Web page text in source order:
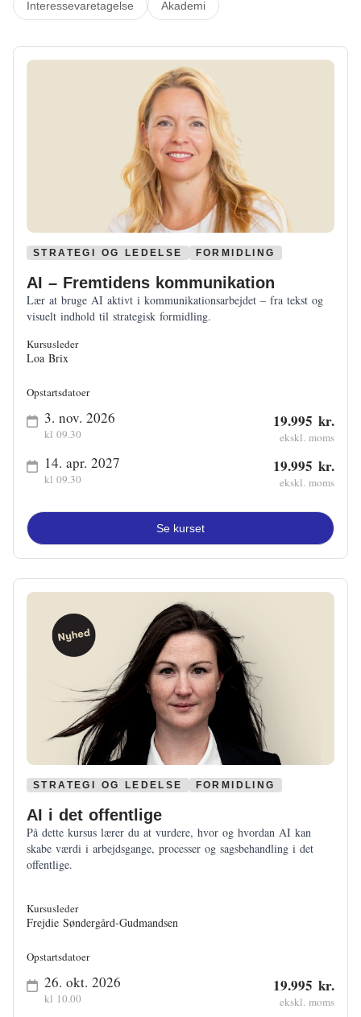
EU
Fonde
Forsvar og Beredskab
Klima
Kommunal
Kultur
Maritim
Social
Transport
Uddannelse
Interessevaretagelse Akademi
STRATEGI OG LEDELSE FORMIDLING
AI – Fremtidens kommunikation
Lær at bruge AI aktivt i kommunikationsarbejdet – fra tekst og
visuelt indhold til strategisk formidling.
Kursusleder
Loa Brix
Opstartsdatoer
3. nov. 2026
kl 09.30
19.995 kr.
ekskl. moms
14. apr. 2027
kl 09.30
19.995 kr.
ekskl. moms
Se kurset
STRATEGI OG LEDELSE FORMIDLING
AI i det offentlige
På dette kursus lærer du at vurdere, hvor og hvordan AI kan
skabe værdi i arbejdsgange, processer og sagsbehandling i det
offentlige.
Kursusleder
Frejdie Søndergård-Gudmandsen
Opstartsdatoer
26. okt. 2026
kl 10.00
19.995 kr.
ekskl. moms